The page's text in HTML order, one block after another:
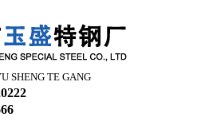
SHENG TE GANG